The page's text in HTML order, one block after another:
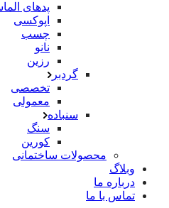
پدهای
اپوکسی
چسب
نانو
رزین
گردبر
تخصصی
معمولی
سنباده
سنگ
کورین
محصولات ساختمانی
وبلاگ
درباره ما
تماس با ما